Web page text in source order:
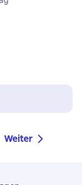
0 оценок
Weiter